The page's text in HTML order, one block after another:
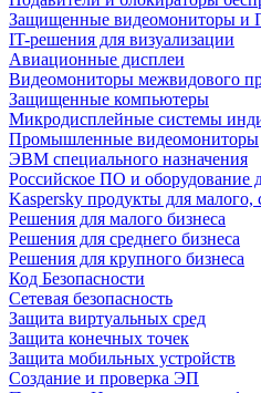
Защищенные видеомониторы
IT-решения для визуализации
Авиационные дисплеи
Видеомониторы межвидового
Защищенные компьютеры
Микродисплейные системы
Промышленные видеомониторы
ЭВМ специального назначения
Российское ПО и оборудование
Kaspersky продукты для малого,
Решения для малого бизнеса
Решения для среднего бизнеса
Решения для крупного бизнеса
Код Безопасности
Сетевая безопасность
Защита виртуальных сред
Защита конечных точек
Защита мобильных устройств
Создание и проверка ЭП